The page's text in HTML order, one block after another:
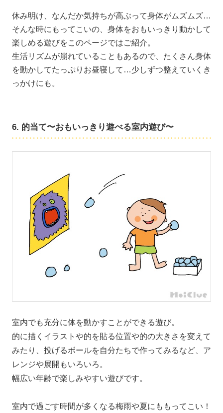
休み明け、なんだか気持ちが高ぶって身体がムズムズ…
そんな時にもってこいの、身体をおもいっきり動かして
楽しめる遊びをこのページではご紹介。
生活リズムが崩れていることもあるので、たくさん身体
を動かしてたっぷりお昼寝して…少しずつ整えていくき
っかけにも。
6. 的当て〜おもいっきり遊べる室内遊び〜
室内でも充分に体を動かすことができる遊び。
的に描くイラストや的を貼る位置や的の大きさを変えて
みたり、投げるボールを自分たちで作ってみるなど、ア
レンジや展開もいろいろ。
幅広い年齢で楽しみやすい遊びです。
室内で過ごす時間が多くなる梅雨や夏にももってこい！